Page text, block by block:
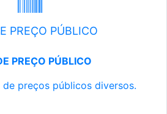
PREÇO PÚBLICO
PREÇO PÚBLICO
de preços públicos diversos.